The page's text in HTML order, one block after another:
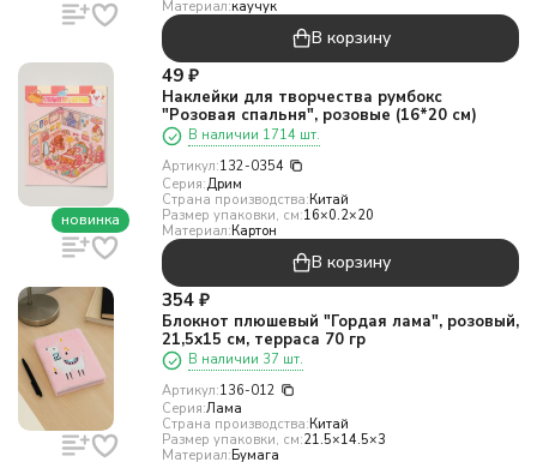
Материал:каучук
В корзину
новинка
49 ₽
Наклейки для творчества румбокс
"Розовая спальня", розовые (16*20 см)
В наличии 1714 шт.
Артикул:132-0354
Серия:Дрим
Страна производства:Китай
Размер упаковки, см:16×0.2×20
Материал:Картон
В корзину
354 ₽
Блокнот плюшевый "Гордая лама", розовый,
21,5х15 см, терраса 70 гр
В наличии 37 шт.
Артикул:136-012
Серия:Лама
Страна производства:Китай
Размер упаковки, см:21.5×14.5×3
Материал:Бумага